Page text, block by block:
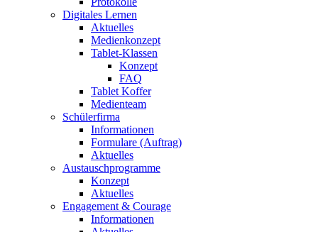
Digitales Lernen
Aktuelles
Medienkonzept
Tablet-Klassen
Konzept
FAQ
Tablet Koffer
Medienteam
Schülerfirma
Informationen
Formulare (Auftrag)
Aktuelles
Austauschprogramme
Konzept
Aktuelles
Engagement & Courage
Informationen